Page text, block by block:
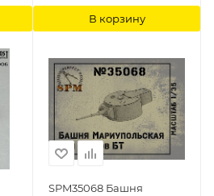
В корзину
SPM35068 Башня